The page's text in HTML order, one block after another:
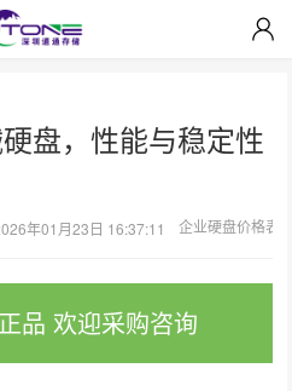
盘，性能与稳定性
年01月23日 16:37:11 企业硬盘价格表
品 欢迎采购咨询